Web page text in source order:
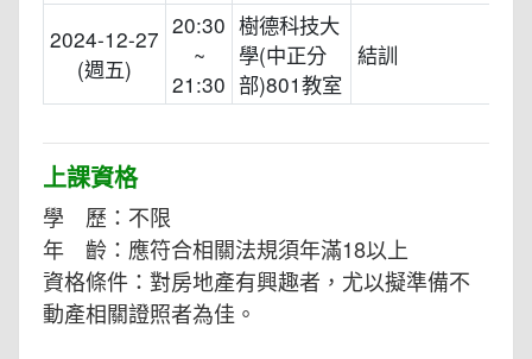
2024-12-27
(週五)
20:30
~
21:30
樹德科技大
學(中正分
部)801教室
結訓
上課資格
學 歷：不限
年 齡：應符合相關法規須年滿18以上
資格條件：對房地產有興趣者，尤以擬準備不
動產相關證照者為佳。